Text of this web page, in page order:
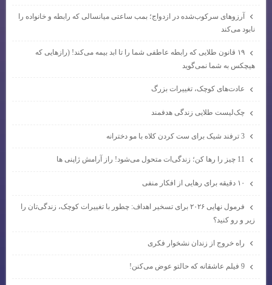
آرزوهای سرکوب‌شده در ازدواج؛ بمب ساعتی میانسالی که رابطه و خانواده را
نابود می‌کند
۱۹ قانون طلایی که رابطه عاطفی شما را تا ابد بیمه می‌کند! (رازهایی که
هیچکس به شما نمی‌گوید
عادت‌های کوچک، تغییرات بزرگ
چک‌لیست طلایی زندگی هدفمند
3 ترفند شیک برای ست کردن کلاه با مو دخترانه
11 چیز را رها کن؛ زندگی‌ات متحول می‌شود! راز آرامش ژاپنی ها
۱۰ دقیقه برای رهایی از افکار منفی
فرمول نهایی ۲۰۲۶ برای تسخیر اهداف: چطور با تغییرات کوچک، زندگی‌تان را
زیر و رو کنید؟
راه خروج از زندان نشخوار فکری
9 فیلم عاشقانه که حالتو عوض می‌کنن!